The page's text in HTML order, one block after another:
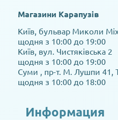
Магазини Карапузів
Київ, бульвар Миколи
щодня з 10:00 до 19:00
Київ, вул. Чистяківська 2
щодня з 10:00 до 19:00
Суми , пр-т. М. Лушпи 41,
щодня з 10:00 до 18:00
Информация